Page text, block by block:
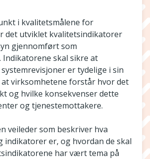
i kvalitetsmålene for
det utviklet kvalitetsindikatorer
gjennomført som
Indikatorene skal sikre at
er tydelige i sin
virksomhetene forstår hvor det
og hvilke konsekvenser dette
og tjenestemottakere.
veileder som beskriver hva
indikatorer er, og hvordan de skal
har vært tema på